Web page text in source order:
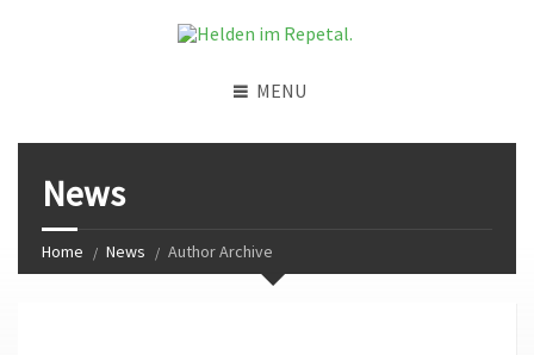
MENU
News
Home News Author Archive